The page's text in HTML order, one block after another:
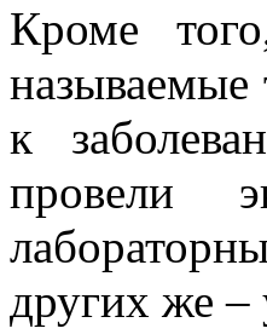
Кроме
называемые
к
провели
других же –